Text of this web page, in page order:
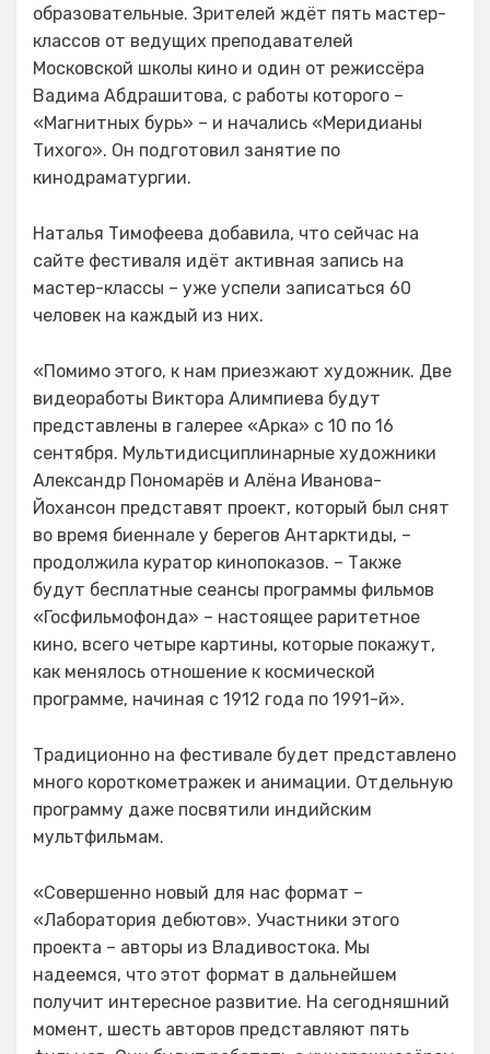
образовательные. Зрителей ждёт пять мастер-
классов от ведущих преподавателей
Московской школы кино и один от режиссёра
Вадима Абдрашитова, с работы которого –
«Магнитных бурь» – и начались «Меридианы
Тихого». Он подготовил занятие по
кинодраматургии.
Наталья Тимофеева добавила, что сейчас на
сайте фестиваля идёт активная запись на
мастер-классы – уже успели записаться 60
человек на каждый из них.
«Помимо этого, к нам приезжают художник. Две
видеоработы Виктора Алимпиева будут
представлены в галерее «Арка» с 10 по 16
сентября. Мультидисциплинарные художники
Александр Пономарёв и Алёна Иванова-
Йохансон представят проект, который был снят
во время биеннале у берегов Антарктиды, –
продолжила куратор кинопоказов. – Также
будут бесплатные сеансы программы фильмов
«Госфильмофонда» – настоящее раритетное
кино, всего четыре картины, которые покажут,
как менялось отношение к космической
программе, начиная с 1912 года по 1991-й».
Традиционно на фестивале будет представлено
много короткометражек и анимации. Отдельную
программу даже посвятили индийским
мультфильмам.
«Совершенно новый для нас формат –
«Лаборатория дебютов». Участники этого
проекта – авторы из Владивостока. Мы
надеемся, что этот формат в дальнейшем
получит интересное развитие. На сегодняшний
момент, шесть авторов представляют пять